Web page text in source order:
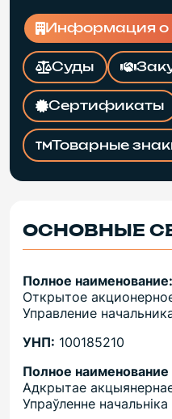
Информация о
Суды
Сертификаты
Товарные
ОСНОВНЫЕ
Полное наименование:
Открытое
Управление
УНП: 100185210
Полное
Адкрытае
Упраўленне